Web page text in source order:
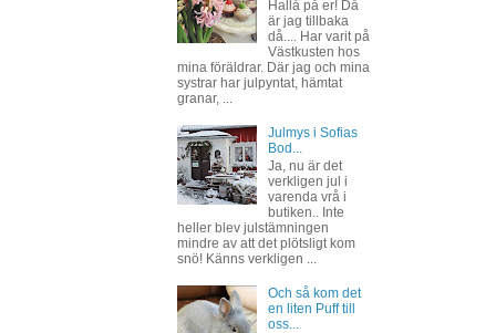
Hallå på er! Då
är jag tillbaka
då.... Har varit på
Västkusten hos
mina föräldrar. Där jag och mina
systrar har julpyntat, hämtat
granar, ...
Julmys i Sofias
Bod...
Ja, nu är det
verkligen jul i
varenda vrå i
butiken.. Inte
heller blev julstämningen
mindre av att det plötsligt kom
snö! Känns verkligen ...
Och så kom det
en liten Puff till
oss...